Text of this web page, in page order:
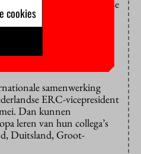
draagvlak voor Europese
er steevast met het
landen het nakijken
onderzoekers daar
uit de
samenwerking
ERC-vicepresident
Dan kunnen
leren van hun collega’s
Duitsland, Groot-
cookies